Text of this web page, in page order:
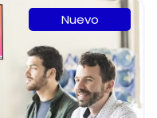
Nuevo